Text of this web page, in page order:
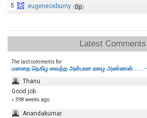
5 eugeneosburny 0p
Latest Comments
The last comments for
மனதை நெகிழ வைத்த அன்பான ஏழை அண்ணன்..... -
Thanu
Good job.
» 398 weeks ago
Anandakumar